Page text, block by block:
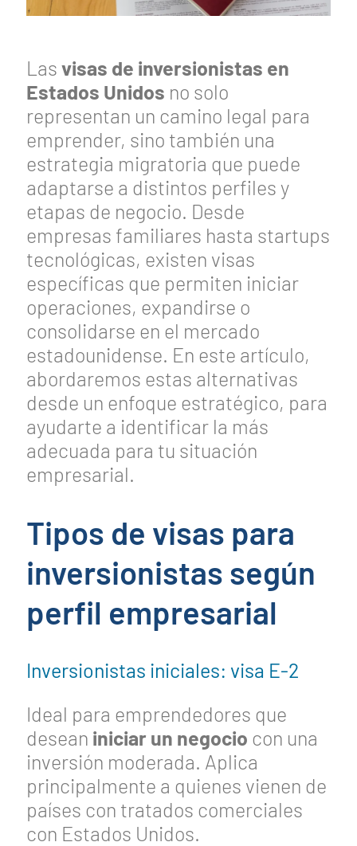
Las visas de inversionistas en
Estados Unidos no solo
representan un camino legal para
emprender, sino también una
estrategia migratoria que puede
adaptarse a distintos perfiles y
etapas de negocio. Desde
empresas familiares hasta startups
tecnológicas, existen visas
específicas que permiten iniciar
operaciones, expandirse o
consolidarse en el mercado
estadounidense. En este artículo,
abordaremos estas alternativas
desde un enfoque estratégico, para
ayudarte a identificar la más
adecuada para tu situación
empresarial.
Tipos de visas para
inversionistas según
perfil empresarial
Inversionistas iniciales: visa E-2
Ideal para emprendedores que
desean iniciar un negocio con una
inversión moderada. Aplica
principalmente a quienes vienen de
países con tratados comerciales
con Estados Unidos.